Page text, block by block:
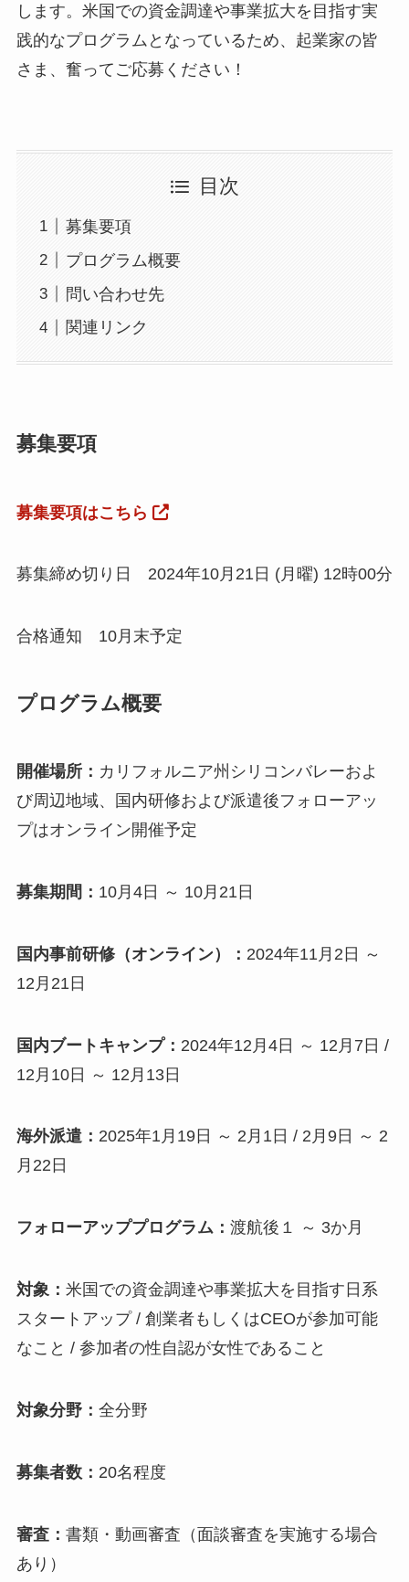
します。米国での資金調達や事業拡大を目指す実
践的なプログラムとなっているため、起業家の皆
さま、奮ってご応募ください！
目次
募集要項
プログラム概要
問い合わせ先
関連リンク
募集要項
募集要項はこちら
募集締め切り日 2024年10月21日 (月曜) 12時00分
合格通知 10月末予定
プログラム概要
開催場所： カリフォルニア州シリコンバレーおよ
び周辺地域、国内研修および派遣後フォローアッ
プはオンライン開催予定
募集期間： 10月4日 ～ 10月21日
国内事前研修（オンライン）： 2024年11月2日 ～
12月21日
国内ブートキャンプ： 2024年12月4日 ～ 12月7日 /
12月10日 ～ 12月13日
海外派遣： 2025年1月19日 ～ 2月1日 / 2月9日 ～ 2
月22日
フォローアッププログラム： 渡航後１ ～ 3か月
対象： 米国での資金調達や事業拡大を目指す日系
スタートアップ / 創業者もしくはCEOが参加可能
なこと / 参加者の性自認が女性であること
対象分野： 全分野
募集者数： 20名程度
審査： 書類・動画審査（面談審査を実施する場合
あり）